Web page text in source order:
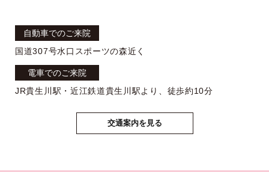
自動車でのご来院
国道307号水口スポーツの森近く
電車でのご来院
JR貴生川駅・近江鉄道貴生川駅より、徒歩約10分
交通案内を見る